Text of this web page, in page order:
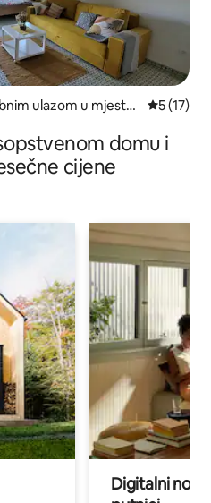
ulazom u mjestu
prosječna
5 (17)
domu i
cijene
Digitalni